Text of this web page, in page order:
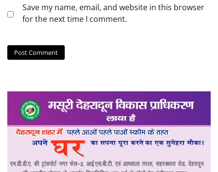
Save my name, email, and website in this browser
for the next time I comment.